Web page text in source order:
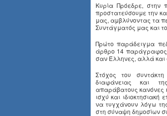
Κυρία Πρόεδρε, στην
προστατεύσουμε την
μας, αμβλύνοντας τα
Συντάγματός μας και
Πρώτο παράδειγμα
άρθρο 14 παράγραφος
σαν Έλληνες, αλλά και
Στόχος του
διαφάνειας και
απαράβατους κανόνες
ισχύ και
να τυγχάνουν λόγω
στη σύναψη δημοσίων